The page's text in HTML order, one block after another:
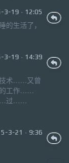
3-19 · 12:05
的生活了，
3-19 · 14:39
技术……又曾
的工作……
过……
3-21 · 9:36